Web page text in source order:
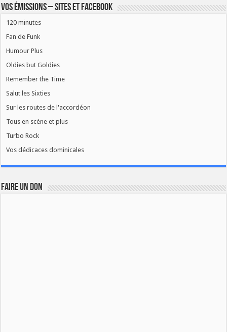
Vos émissions – Sites et Facebook
120 minutes
Fan de Funk
Humour Plus
Oldies but Goldies
Remember the Time
Salut les Sixties
Sur les routes de l'accordéon
Tous en scène et plus
Turbo Rock
Vos dédicaces dominicales
FAIRE UN DON